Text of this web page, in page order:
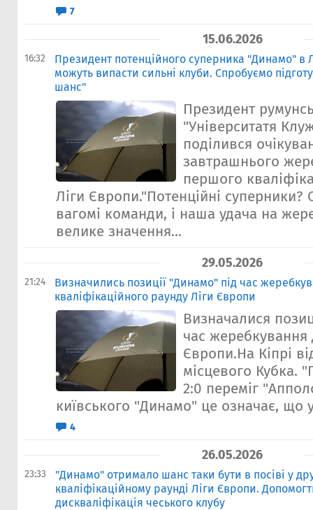
7
15.06.2026
16:32
Президент потенційного суперника "Динамо" в
можуть випасти сильні клуби. Спробуємо
шанс"
Президент
"Університатя
поділився
завтрашнього
першого
Ліги Європи."Потенційні суперники?
вагомі команди, і наша удача на
велике значення...
29.05.2026
21:24
Визначились позиції "Динамо" під час
кваліфікаційного раунду Ліги Європи
Визначалися
час жеребкування
Європи.На Кіпрі
місцевого Кубка.
2:0 переміг
київського "Динамо" це означає, що
4
26.05.2026
23:33
"Динамо" отримало шанс таки бути в посіві у
кваліфікаційному раунді Ліги Європи.
дискваліфікація чеського клубу